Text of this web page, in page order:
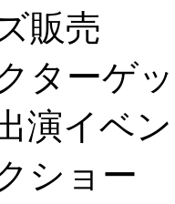
販売
ターゲ
演イベ
ショー